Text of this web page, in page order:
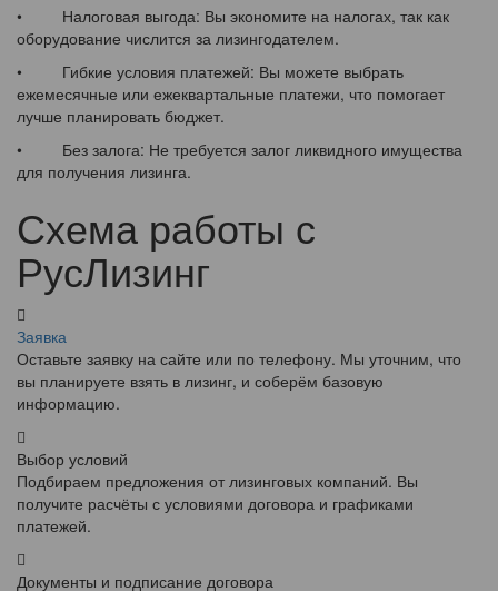
• Налоговая выгода: Вы экономите на налогах, так как
оборудование числится за лизингодателем.
• Гибкие условия платежей: Вы можете выбрать
ежемесячные или ежеквартальные платежи, что помогает
лучше планировать бюджет.
• Без залога: Не требуется залог ликвидного имущества
для получения лизинга.
Схема работы с
РусЛизинг
Заявка
Оставьте заявку на сайте или по телефону. Мы уточним, что
вы планируете взять в лизинг, и соберём базовую
информацию.
Выбор условий
Подбираем предложения от лизинговых компаний. Вы
получите расчёты с условиями договора и графиками
платежей.
Документы и подписание договора